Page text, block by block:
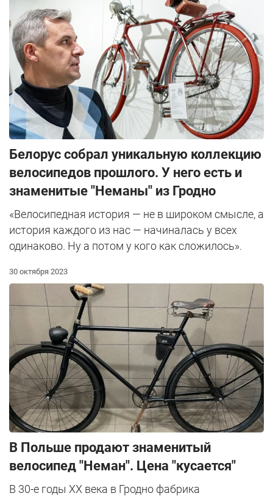
Белорус собрал уникальную коллекцию
велосипедов прошлого. У него есть и
знаменитые "Неманы" из Гродно
«Велосипедная история — не в широком смысле, а
история каждого из нас — начиналась у всех
одинаково. Ну а потом у кого как сложилось».
30 октября 2023
В Польше продают знаменитый
велосипед "Неман". Цена "кусается"
В 30-е годы XX века в Гродно фабрика